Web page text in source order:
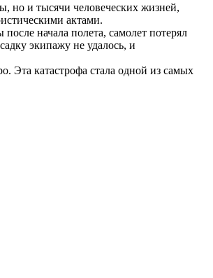
но и тысячи человеческих жизней,
актами.
начала полета, самолет потерял
экипажу не удалось, и
Эта катастрофа стала одной из самых